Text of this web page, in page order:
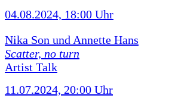
04.08.2024, 18:00 Uhr
Nika Son und Annette Hans
Scatter, no turn
Artist Talk
11.07.2024, 20:00 Uhr